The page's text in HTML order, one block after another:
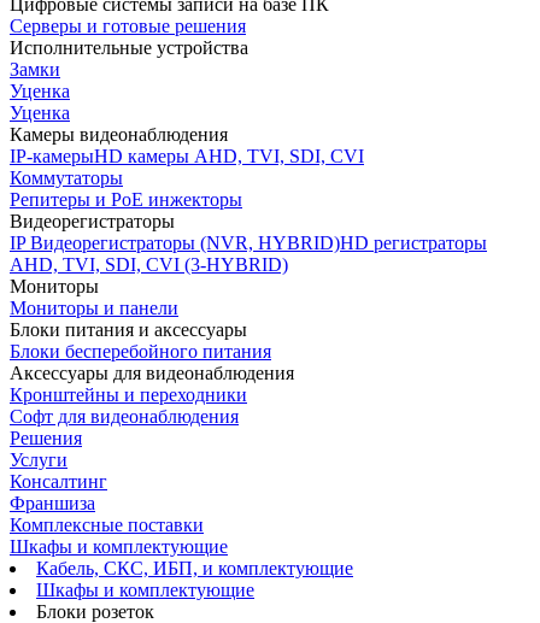
Цифровые системы записи на базе ПК
Серверы и готовые решения
Исполнительные устройства
Замки
Уценка
Уценка
Камеры видеонаблюдения
IP-камерыHD камеры AHD, TVI, SDI, CVI
Коммутаторы
Репитеры и PoE инжекторы
Видеорегистраторы
IP Видеорегистраторы (NVR, HYBRID)HD регистраторы
AHD, TVI, SDI, CVI (3-HYBRID)
Мониторы
Мониторы и панели
Блоки питания и аксессуары
Блоки бесперебойного питания
Аксессуары для видеонаблюдения
Кронштейны и переходники
Софт для видеонаблюдения
Решения
Услуги
Консалтинг
Франшиза
Комплексные поставки
Шкафы и комплектующие
Кабель, СКС, ИБП, и комплектующие
Шкафы и комплектующие
Блоки розеток